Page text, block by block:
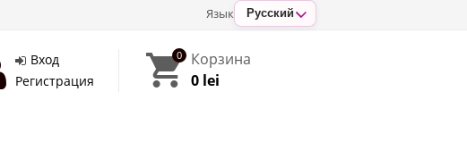
Язык Русский
Вход
Регистрация
0
Корзина
0 lei